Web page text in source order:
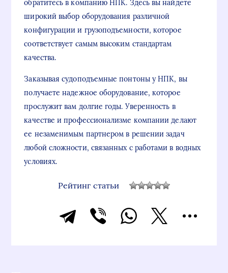
обратитесь в компанию НПК. Здесь вы найдете
широкий выбор оборудования различной
конфигурации и грузоподъемности, которое
соответствует самым высоким стандартам
качества.
Заказывая судоподъемные понтоны у НПК, вы
получаете надежное оборудование, которое
прослужит вам долгие годы. Уверенность в
качестве и профессионализме компании делают
ее незаменимым партнером в решении задач
любой сложности, связанных с работами в водных
условиях.
Рейтинг статьи